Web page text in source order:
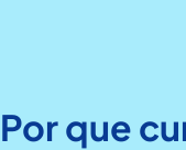
Por que